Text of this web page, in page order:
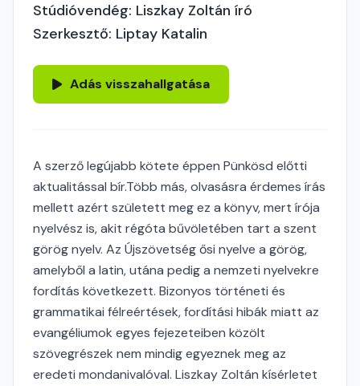
Stúdióvendég: Liszkay Zoltán író
Szerkesztő: Liptay Katalin
Adás visszahallgatása
A szerző legújabb kötete éppen Pünkösd előtti
aktualitással bír.Több más, olvasásra érdemes írás
mellett azért született meg ez a könyv, mert írója
nyelvész is, akit régóta bűvöletében tart a szent
görög nyelv. Az Újszövetség ősi nyelve a görög,
amelyből a latin, utána pedig a nemzeti nyelvekre
fordítás következett. Bizonyos történeti és
grammatikai félreértések, fordítási hibák miatt az
evangéliumok egyes fejezeteiben közölt
szövegrészek nem mindig egyeznek meg az
eredeti mondanivalóval. Liszkay Zoltán kísérletet